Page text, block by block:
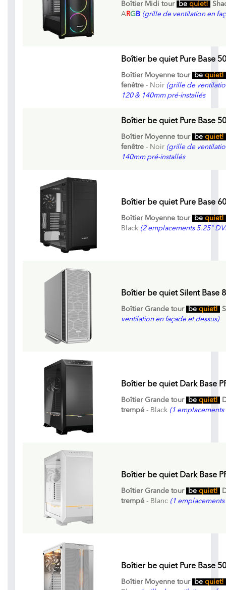
Boîtier Midi tour be quiet!
ARGB (grille de ventilation en
Boîtier be quiet Pure Base
Boîtier Moyenne tour be quiet!
fenêtre - Noir (grille de
120 & 140mm pré-installés
Boîtier be quiet Pure Base
Boîtier Moyenne tour be quiet!
fenêtre - Noir (grille de
140mm pré-installés
Boîtier be quiet Pure Base
Boîtier Moyenne tour be quiet!
Black (2 emplacements 5.25"
Boîtier be quiet Silent Base
Boîtier Grande tour be quiet!
ventilation en façade et dessus)
Boîtier be quiet Dark Base
Boîtier Grande tour be quiet!
trempé - Black (1
Boîtier be quiet Dark Base
Boîtier Grande tour be quiet!
trempé - Blanc (1
Boîtier be quiet Pure Base
Boîtier Moyenne tour be quiet!